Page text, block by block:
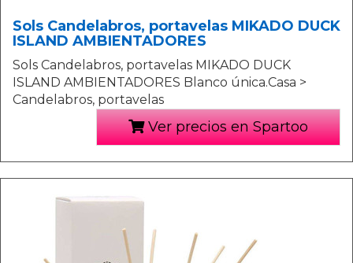
Sols Candelabros, portavelas MIKADO DUCK
ISLAND AMBIENTADORES
Sols Candelabros, portavelas MIKADO DUCK
ISLAND AMBIENTADORES Blanco única.Casa >
Candelabros, portavelas
Ver precios en Spartoo